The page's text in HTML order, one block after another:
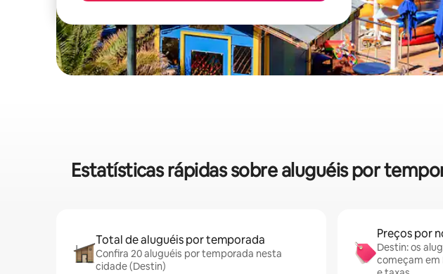
Estatísticas rápidas sobre aluguéis por
Total de aluguéis por temporada
Confira 20 aluguéis por temporada nesta
cidade (Destin)
Preços por
Destin: os
começam em